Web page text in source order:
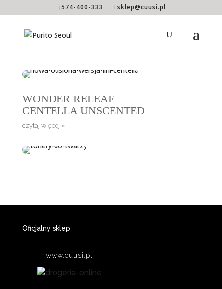
574-400-333 sklep@cuusi.pl
CENTELLA
WONDER RELEAF
CENTELLA UNSCENTED
czytaj więcej »
Oficjalny sklep
www.cuusi.pl